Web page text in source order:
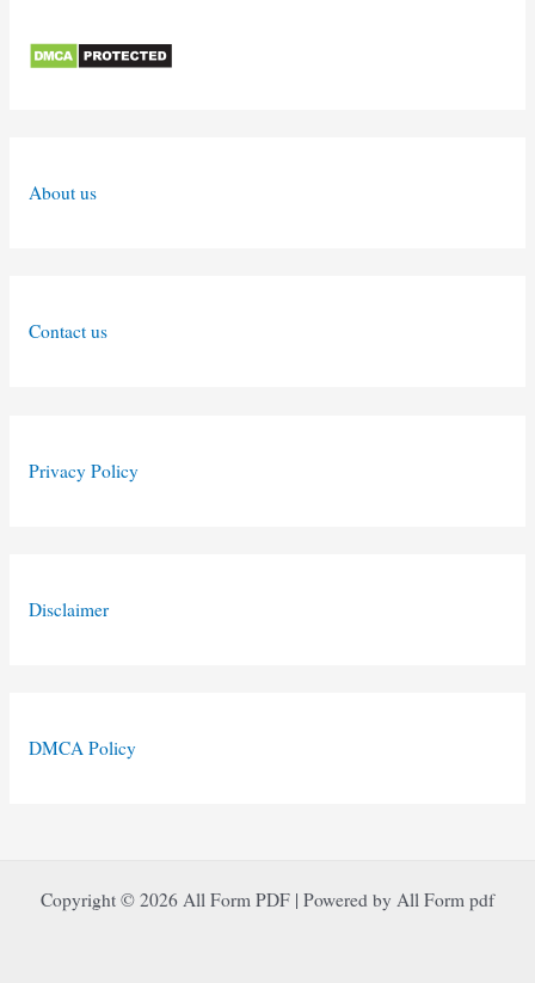
About us
Contact us
Privacy Policy
Disclaimer
DMCA Policy
Copyright © 2026 All Form PDF | Powered by All Form pdf